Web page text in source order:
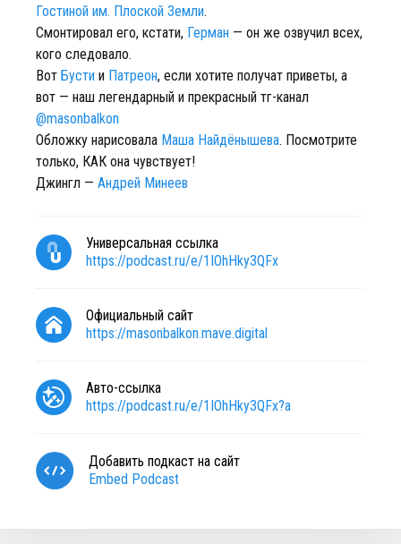
Гостиной им. Плоской Земли.
Смонтировал его, кстати, Герман — он же озвучил всех,
кого следовало.
Вот Бусти и Патреон, если хотите получат приветы, а
вот — наш легендарный и прекрасный тг-канал
@masonbalkon
Обложку нарисовала Маша Найдёнышева. Посмотрите
только, КАК она чувствует!
Джингл — Андрей Минеев
Универсальная ссылка
https://podcast.ru/e/1IOhHky3QFx
Официальный сайт
https://masonbalkon.mave.digital
Авто-ссылка
https://podcast.ru/e/1IOhHky3QFx?a
Добавить подкаст на сайт
Embed Podcast